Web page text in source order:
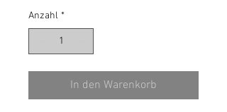
Anzahl *
In den Warenkorb